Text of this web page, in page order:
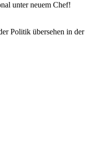
unter neuem Chef!
Politik übersehen in der